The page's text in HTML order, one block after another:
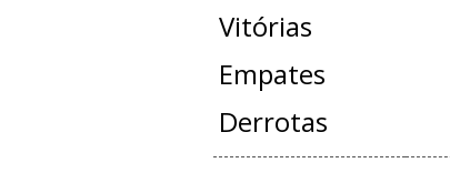
Vitórias
Empates
Derrotas